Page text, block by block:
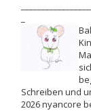
Schreiben und
2026 nyancore